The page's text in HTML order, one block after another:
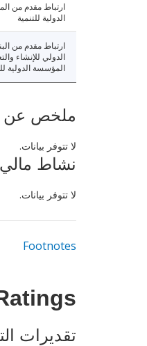
ارتباط مقدم من
الدولية للتنمية
ارتباط مقدم من
الدولي للإنشاء
المؤسسة الدولية
ملخص عن وضع
لا تتوفر بيانات.
نشاط مالي
لا تتوفر بيانات.
Footnotes
تقديرات